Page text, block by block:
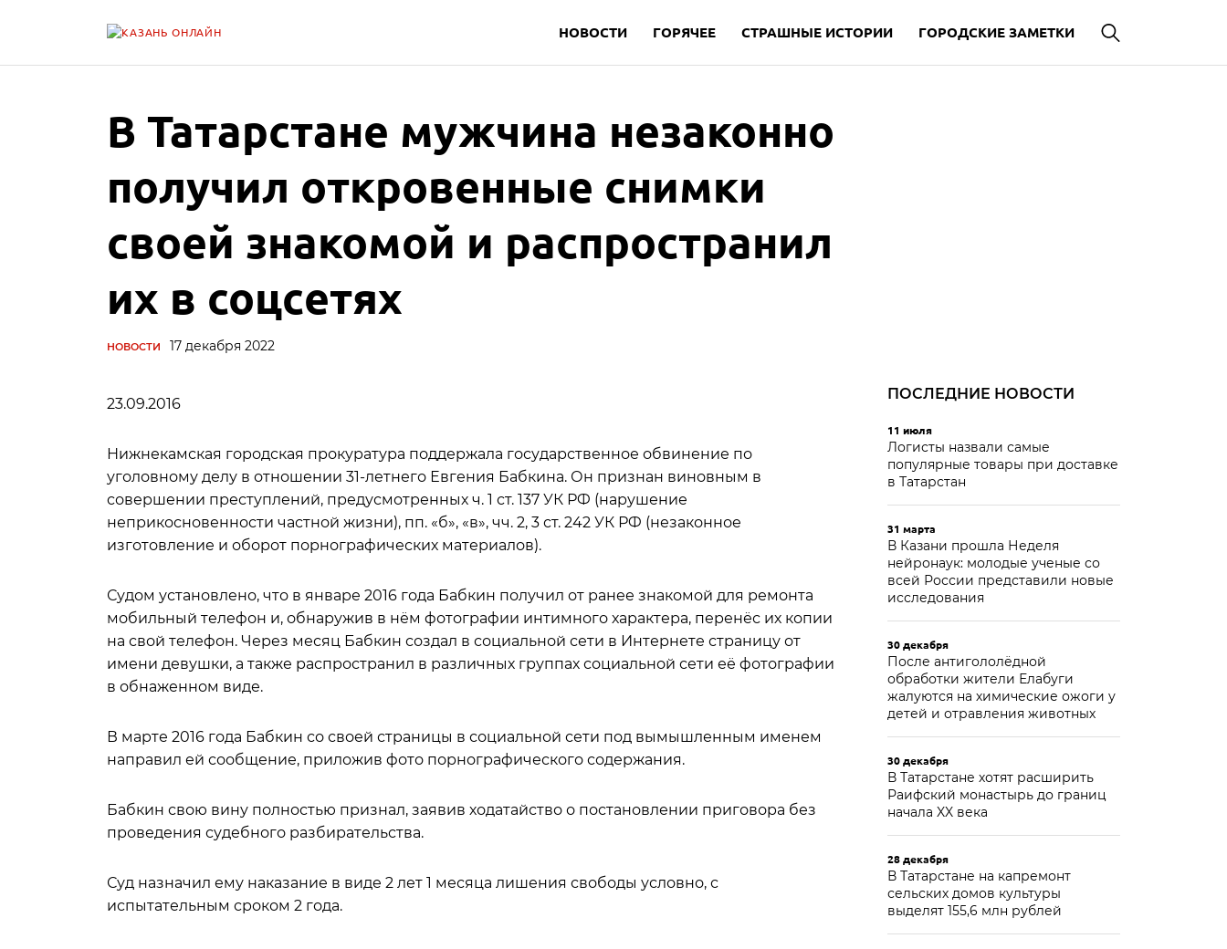
НОВОСТИ ГОРЯЧЕЕ СТРАШНЫЕ ИСТОРИИ ГОРОДСКИЕ ЗАМЕТКИ
В Татарстане мужчина незаконно
получил откровенные снимки
своей знакомой и распространил
их в соцсетях
НОВОСТИ 17 декабря 2022
23.09.2016
Нижнекамская городская прокуратура поддержала государственное обвинение по
уголовному делу в отношении 31-летнего Евгения Бабкина. Он признан виновным в
совершении преступлений, предусмотренных ч. 1 ст. 137 УК РФ (нарушение
неприкосновенности частной жизни), пп. «б», «в», чч. 2, 3 ст. 242 УК РФ (незаконное
изготовление и оборот порнографических материалов).
Судом установлено, что в январе 2016 года Бабкин получил от ранее знакомой для ремонта
мобильный телефон и, обнаружив в нём фотографии интимного характера, перенёс их копии
на свой телефон. Через месяц Бабкин создал в социальной сети в Интернете страницу от
имени девушки, а также распространил в различных группах социальной сети её фотографии
в обнаженном виде.
В марте 2016 года Бабкин со своей страницы в социальной сети под вымышленным именем
направил ей сообщение, приложив фото порнографического содержания.
Бабкин свою вину полностью признал, заявив ходатайство о постановлении приговора без
проведения судебного разбирательства.
Суд назначил ему наказание в виде 2 лет 1 месяца лишения свободы условно, с
испытательным сроком 2 года.
ПОСЛЕДНИЕ НОВОСТИ
11 июля
Логисты назвали самые
популярные товары при доставке
в Татарстан
31 марта
В Казани прошла Неделя
нейронаук: молодые ученые со
всей России представили новые
исследования
30 декабря
После антигололёдной
обработки жители Елабуги
жалуются на химические ожоги у
детей и отравления животных
30 декабря
В Татарстане хотят расширить
Раифский монастырь до границ
начала XX века
28 декабря
В Татарстане на капремонт
сельских домов культуры
выделят 155,6 млн рублей